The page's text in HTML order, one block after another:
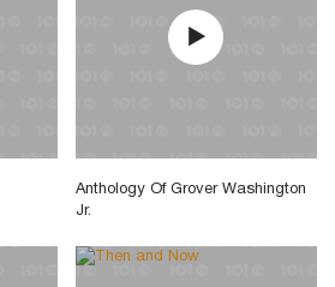
Anthology Of Grover Washington
Jr.